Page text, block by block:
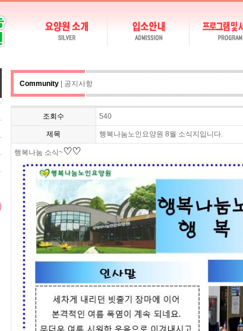
Community | 공지사항
조회수 540
제목 행복나눔노인요양원 8월 소식지입니다.
행복나눔 소식~♡♡